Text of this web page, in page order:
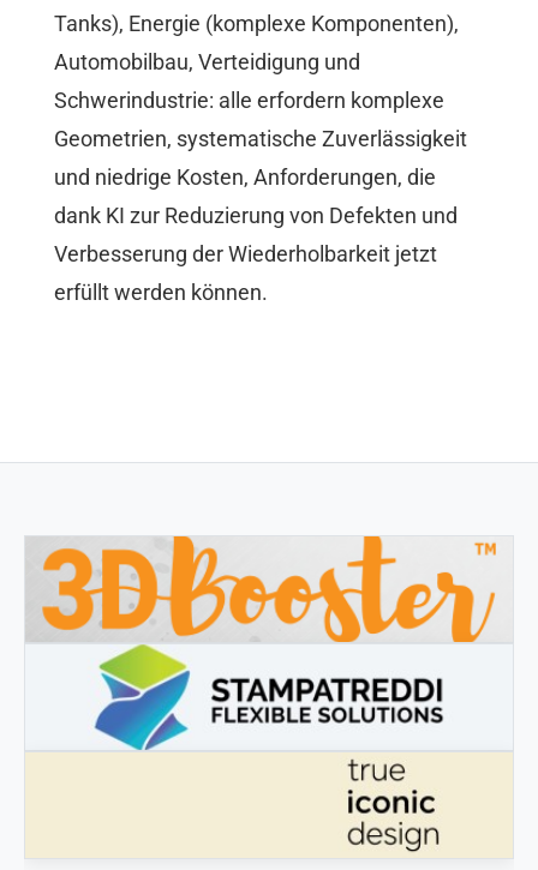
Tanks), Energie (komplexe Komponenten),
Automobilbau, Verteidigung und
Schwerindustrie: alle erfordern komplexe
Geometrien, systematische Zuverlässigkeit
und niedrige Kosten, Anforderungen, die
dank KI zur Reduzierung von Defekten und
Verbesserung der Wiederholbarkeit jetzt
erfüllt werden können.
3DBOOSTER
3DBooster - Innovative Produkte für den 3D-Druck